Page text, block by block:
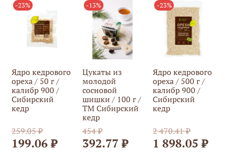
-23%
Ядро кедрового
ореха / 50 г /
калибр 900 /
Сибирский
кедр
259.05 ₽
199.06 ₽
-13%
Цукаты из
молодой
сосновой
шишки / 100 г /
ТМ Сибирский
кедр
454 ₽
392.77 ₽
-23%
Ядро кедрового
ореха / 500 г /
калибр 900 /
Сибирский
кедр
2 470.41 ₽
1 898.05 ₽